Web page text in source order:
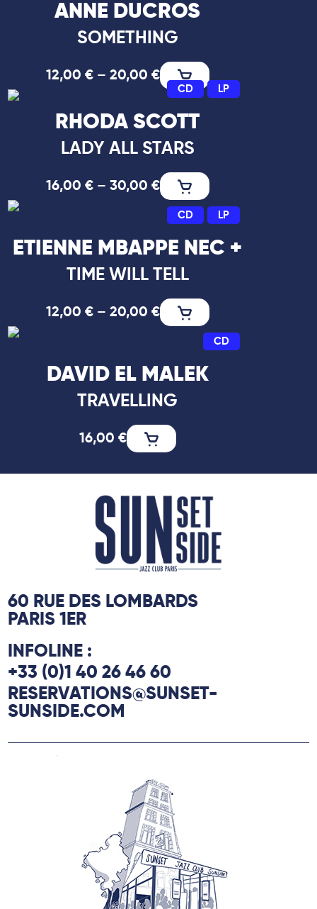
ANNE DUCROS
SOMETHING
12,00 € – 20,00 €
CD LP
RHODA SCOTT
LADY ALL STARS
16,00 € – 30,00 €
CD LP
ETIENNE MBAPPE NEC +
TIME WILL TELL
12,00 € – 20,00 €
CD
DAVID EL MALEK
TRAVELLING
16,00 €
60 RUE DES LOMBARDS
PARIS 1ER
INFOLINE :
+33 (0)1 40 26 46 60
RESERVATIONS@SUNSET-
SUNSIDE.COM